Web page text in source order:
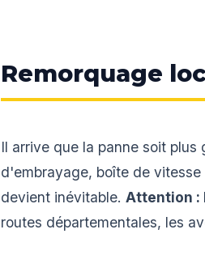
Remorquage
Il arrive que la panne soit
d'embrayage, boîte de
devient inévitable. Attention :
routes départementales, les